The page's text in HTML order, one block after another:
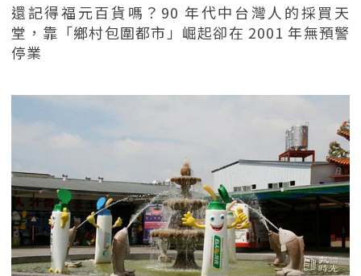
還記得福元百貨嗎？90 年代中台灣人的採買天
堂，靠「鄉村包圍都市」崛起卻在 2001 年無預警
停業